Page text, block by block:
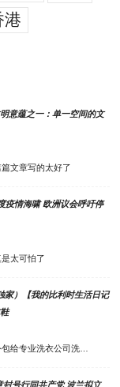
港
意蕴之一：单一空间的文
文章写的太好了
疫情海啸 欧洲议会呼吁停
太可怕了
家）【我的比利时生活日记
给专业洗衣公司洗…
封号行同共产党 波兰拟立